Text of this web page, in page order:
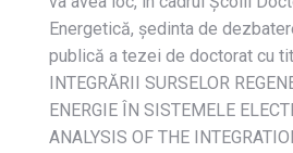
Energetică, ședinta de
publică a tezei de doctorat cu
INTEGRĂRII SURSELOR
ENERGIE ÎN SISTEMELE
ANALYSIS OF THE